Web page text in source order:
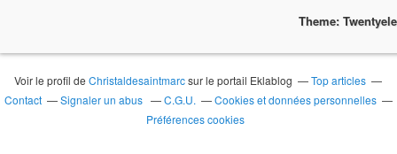
Theme:
Voir le profil deChristaldesaintmarcsur le portail Eklablog
Top articles
Contact
Signaler un abus C.G.U.
Cookies et données personnelles
Préférences cookies